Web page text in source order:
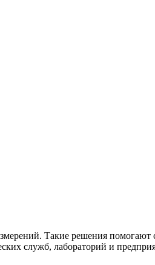
Такие решения помогают
служб, лабораторий и